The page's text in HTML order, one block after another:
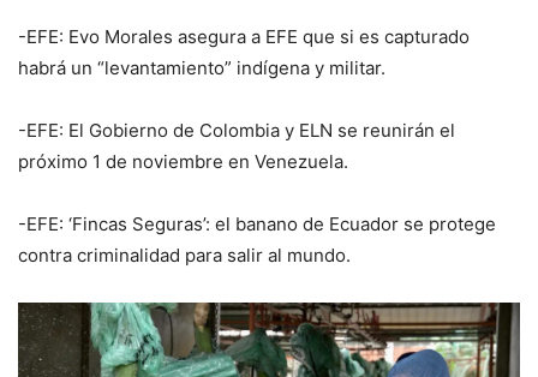
-EFE: Evo Morales asegura a EFE que si es capturado
habrá un “levantamiento” indígena y militar.
-EFE: El Gobierno de Colombia y ELN se reunirán el
próximo 1 de noviembre en Venezuela.
-EFE: ‘Fincas Seguras’: el banano de Ecuador se protege
contra criminalidad para salir al mundo.